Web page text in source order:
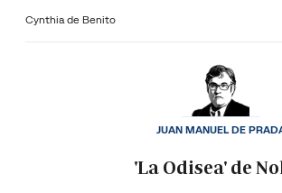
Cynthia de Benito
'La Odisea' de
JUAN MANUEL DE